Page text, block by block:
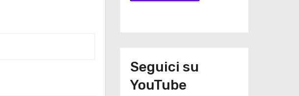
Seguici su
YouTube